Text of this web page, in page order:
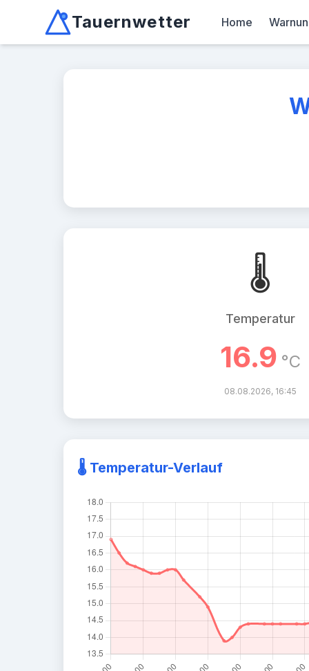
Tauernwetter
Unabhängiger Wetterdienst für Kärnten, Osttirol
Home
🌡️
Temperatur
16.9 °C
08.08.2026, 16:45
🌡️ Temperatur-Verlauf